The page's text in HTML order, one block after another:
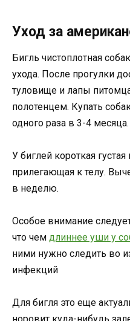
Уход за
Бигль чистоплотная
ухода. После прогулки
туловище и лапы
полотенцем. Купать
одного раза в 3-4 месяца.
У биглей короткая
прилегающая к телу.
в неделю.
Особое внимание
что чем длиннее уши у
ними нужно следить во
инфекций
Для бигля это еще